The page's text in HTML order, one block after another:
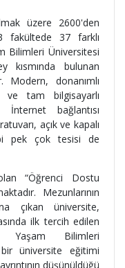
üzere 2600'den
fakültede 37 farklı
Bilimleri Üniversitesi
kısmında bulunan
Modern, donanımlı
ve tam bilgisayarlı
İnternet bağlantısı
açık ve kapalı
pek çok tesisi de
“Öğrenci Dostu
Mezunlarının
çıkan üniversite,
ilk tercih edilen
Yaşam Bilimleri
üniversite eğitimi
düşünüldüğü